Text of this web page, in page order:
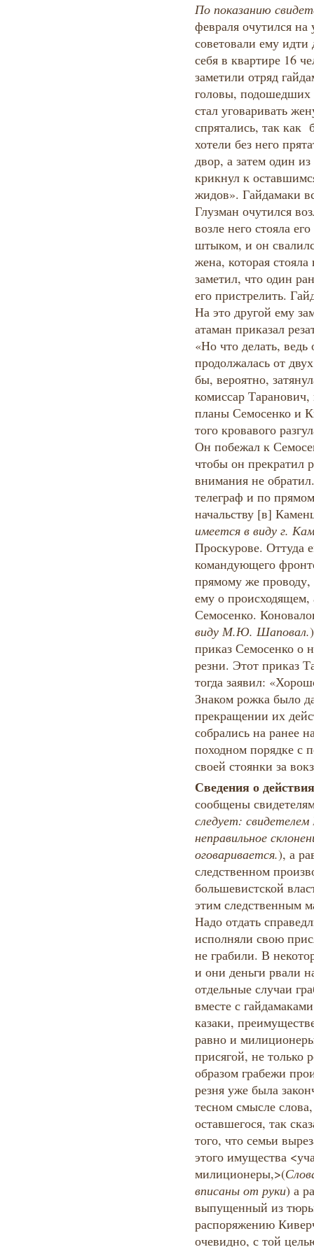
По показанию
февраля очутился
советовали ему
себя в квартире 16
заметили отряд
головы,
стал уговаривать
спрятались, так как
хотели без него
двор, а затем один
крикнул к
жидов». Гайдамаки
Глузман очутился
возле него стояла
штыком, и он
жена, которая
заметил, что один
его пристрелить.
На это другой ему
атаман приказал
«Но что делать,
продолжалась от
бы, вероятно,
комиссар
планы Семосенко и
того кровавого
Он побежал к
чтобы он прекратил
внимания не
телеграф и по
начальству [в]
имеется в виду г.
Проскурове. Оттуда
командующего
прямому же проводу,
ему о происходящем,
Семосенко.
виду М.Ю. Шаповал.
приказ Семосенко о
резни. Этот приказ
тогда заявил:
Знаком рожка было
прекращении их
собрались на ранее
походном порядке с
своей стоянки за
Сведения о
сообщены
следует:
неправильное
оговаривается.), а
следственном
большевистской
этим следственным
Надо отдать
исполняли свою
не грабили. В
и они деньги рвали
отдельные случаи
вместе с
казаки,
равно и
присягой, не только
образом грабежи
резня уже была
тесном смысле
оставшегося, так
того, что семьи
этого имущества
милиционеры,>(
вписаны от руки) а
выпущенный из
распоряжению
очевидно, с той